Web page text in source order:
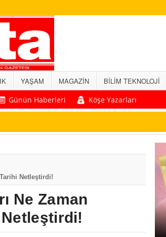
YAŞAM MAGAZİN BİLİM TEKNOLOJİ
Günün Haberleri Köşe Yazarları
Netleştirdi!
Ne Zaman
Netleştirdi!